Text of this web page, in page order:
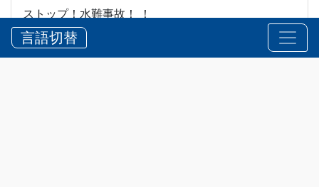
ストップ！水難事故！ ！
2026?8?5?
言語切替